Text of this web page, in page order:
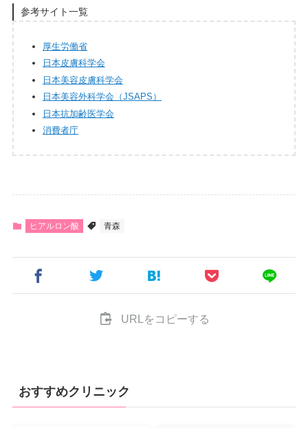
参考サイト一覧
厚生労働省
日本皮膚科学会
日本美容皮膚科学会
日本美容外科学会（JSAPS）
日本抗加齢医学会
消費者庁
ヒアルロン酸 青森
URLをコピーする
おすすめクリニック